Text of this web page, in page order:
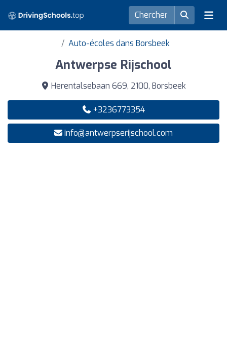
Auto-écoles dans Borsbeek
Antwerpse Rijschool
Herentalsebaan 669, 2100, Borsbeek
+3236773354
info@antwerpserijschool.com